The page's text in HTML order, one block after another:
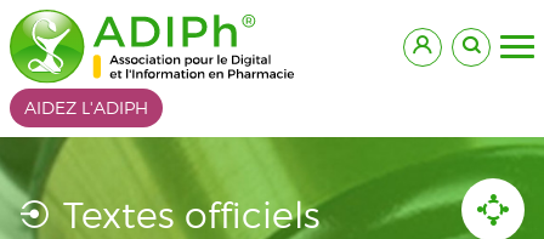
AIDEZ L'ADIPH
Textes officiels